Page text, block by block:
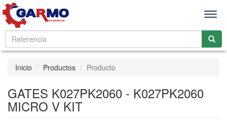
Inicio Productos Producto
GATES K027PK2060 - K027PK2060
MICRO V KIT